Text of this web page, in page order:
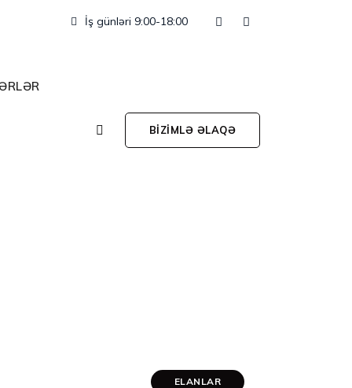
İş günləri 9:00-18:00
BİZİMLƏ ƏLAQƏ
ELANLAR